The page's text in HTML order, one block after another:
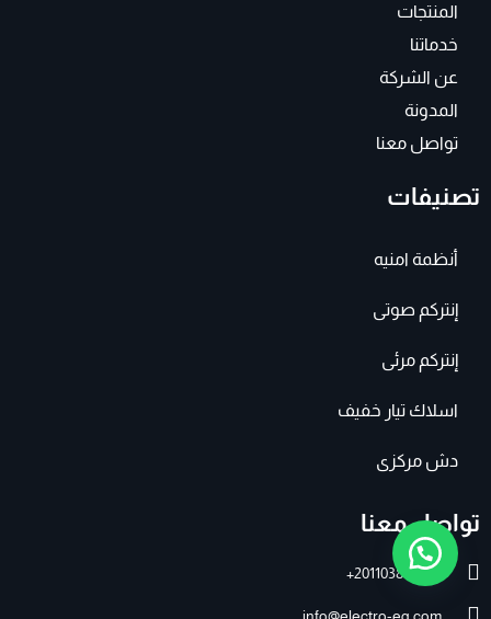
المنتجات
خدماتنا
عن الشركة
المدونة
تواصل معنا
تصنيفات
أنظمة امنيه
إنتركم صوتى
إنتركم مرئى
اسلاك تيار خفيف
دش مركزى
تواصل معنا
201103895007+
info@electro-eg.com